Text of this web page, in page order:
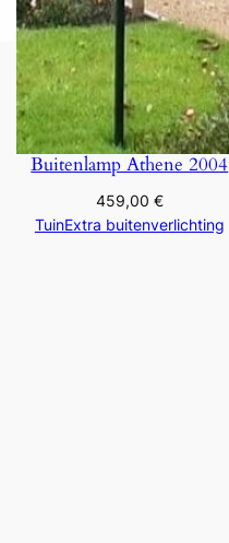
Buitenlamp Athene 2004
459,00 €
TuinExtra buitenverlichting